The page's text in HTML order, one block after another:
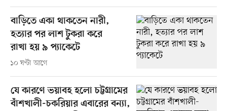
বাড়িতে একা থাকতেন নারী,
হত্যার পর লাশ টুকরা করে
রাখা হয় ৯ প্যাকেটে
১০ ঘণ্টা আগে
যে কারণে ভয়াবহ হলো চট্টগ্রামের
বাঁশখালী-চকরিয়ার এবারের বন্যা,